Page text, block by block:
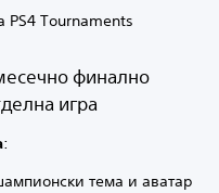
PS4 Tournaments
финално
игра
:
тема и аватар